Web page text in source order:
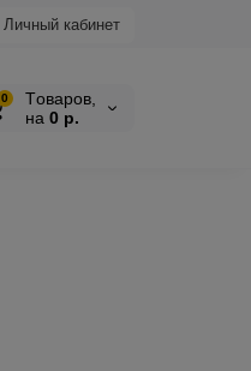
Личный кабинет
0
Tоваров,
на 0 р.